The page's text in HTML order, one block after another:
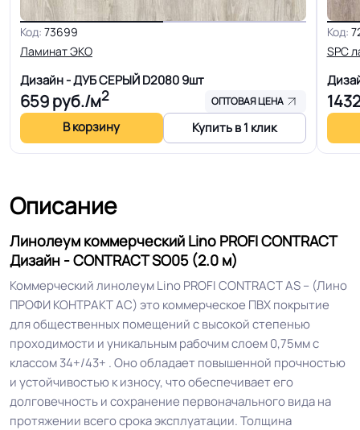
Структура
Гетерогенный многослойный пвх
Основа Компактный ПВХ
Ширина 2.5-3.0-3.5-4.0 м
Толщина
Область применения
Для кабинета, Для коридора, Для
офиса, Для переговорной
комнаты, Для палаты больницы,
Для детских садов, Для холла
больниц, Для коридора и класса
школы, Для магазина, Для цеха
завода, Для склада, Для цеха
электронной сборки, Для
серверные
Код: 73699
Ламинат ЭКО
Дизайн - ДУБ СЕРЫЙ D20809шт
659руб./м2 ОПТОВАЯ ЦЕНА
В корзину Купить в 1 клик
Код:
SPC
1432
Описание
Линолеум коммерческий Lino PROFI CONTRACT
Дизайн - CONTRACT SO05 (2.0 м)
Коммерческий линолеум Lino PROFI CONTRACT AS – (Лино
ПРОФИ КОНТРАКТ АС) это коммерческое ПВХ покрытие
для общественных помещений с высокой степенью
проходимости и уникальным рабочим слоем 0,75мм с
классом 34+/43+ . Оно обладает повышенной прочностью
и устойчивостью к износу, что обеспечивает его
долговечность и сохранение первоначального вида на
протяжении всего срока эксплуатации. Толщина